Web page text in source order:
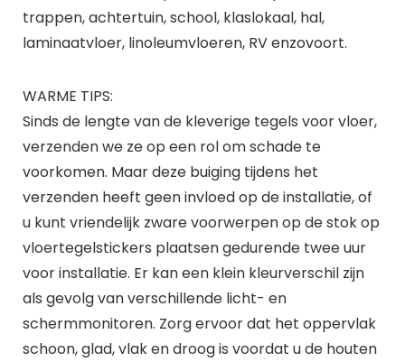
trappen, achtertuin, school, klaslokaal, hal,
laminaatvloer, linoleumvloeren, RV enzovoort.
WARME TIPS:
Sinds de lengte van de kleverige tegels voor vloer,
verzenden we ze op een rol om schade te
voorkomen. Maar deze buiging tijdens het
verzenden heeft geen invloed op de installatie, of
u kunt vriendelijk zware voorwerpen op de stok op
vloertegelstickers plaatsen gedurende twee uur
voor installatie. Er kan een klein kleurverschil zijn
als gevolg van verschillende licht- en
schermmonitoren. Zorg ervoor dat het oppervlak
schoon, glad, vlak en droog is voordat u de houten